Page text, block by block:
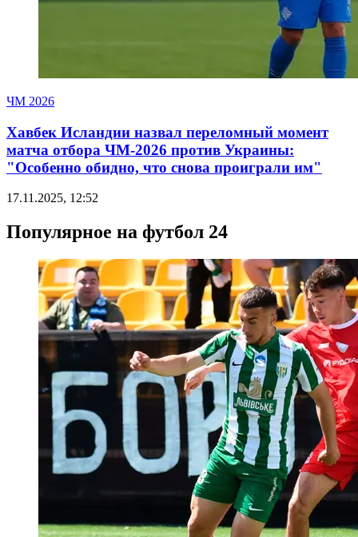
ЧМ 2026
Хавбек Исландии назвал переломный момент
матча отбора ЧМ-2026 против Украины:
"Особенно обидно, что снова проиграли им"
17.11.2025, 12:52
Популярное на футбол 24